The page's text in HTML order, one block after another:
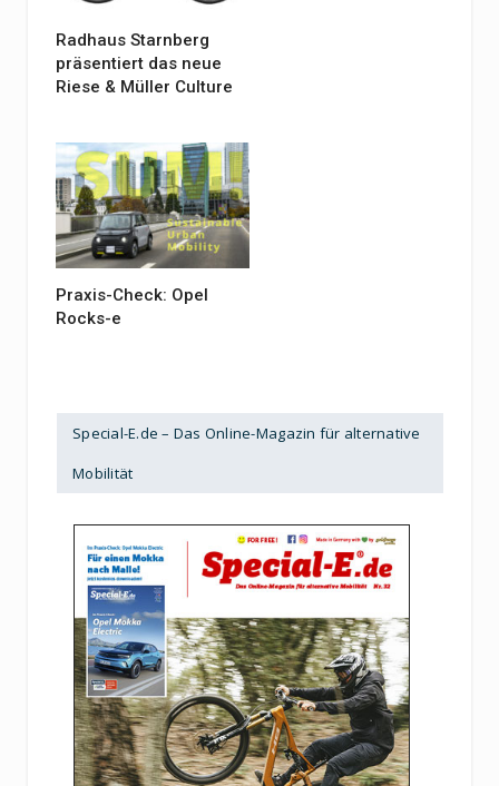
Radhaus Starnberg
präsentiert das neue
Riese & Müller Culture
Praxis-Check: Opel
Rocks-e
Special-E.de – Das Online-Magazin für alternative
Mobilität